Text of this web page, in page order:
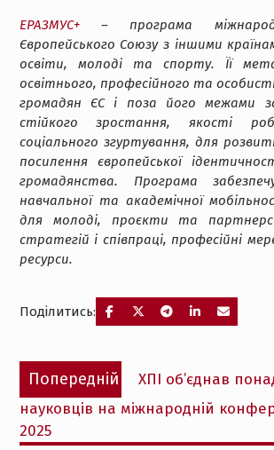
ЕРАЗМУС+– програма
Європейського Союзу з іншими
освіти, молоді та спорту. Її
освітнього, професійного та
громадян ЄС і поза його межами
стійкого зростання, якості
соціального згуртування, для
посилення європейської
громадянства. Програма
навчальної та академічної
для молоді, проєкти та
стратегій і співпраці, професійні
ресурси.
Поділитись:
Навігація
записів
Попередній
Попередній
ХПІ об’єднав
науковців на міжнародній
2025